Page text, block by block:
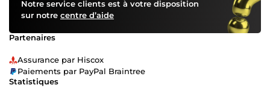
Notre service clients est à votre disposition
sur notre centre d’aide
Partenaires
Assurance par Hiscox
Paiements par PayPal Braintree
Statistiques